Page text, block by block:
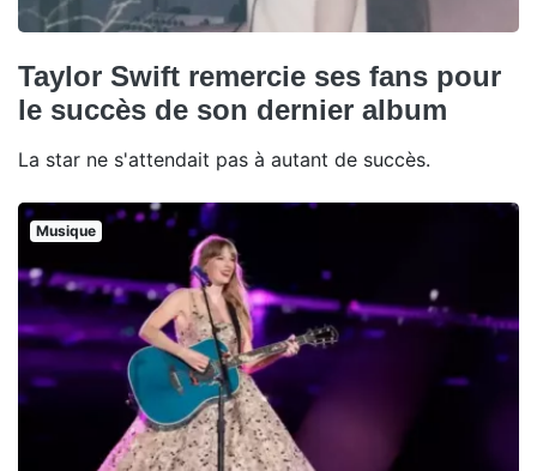
Taylor Swift remercie ses fans pour
le succès de son dernier album
La star ne s'attendait pas à autant de succès.
Musique